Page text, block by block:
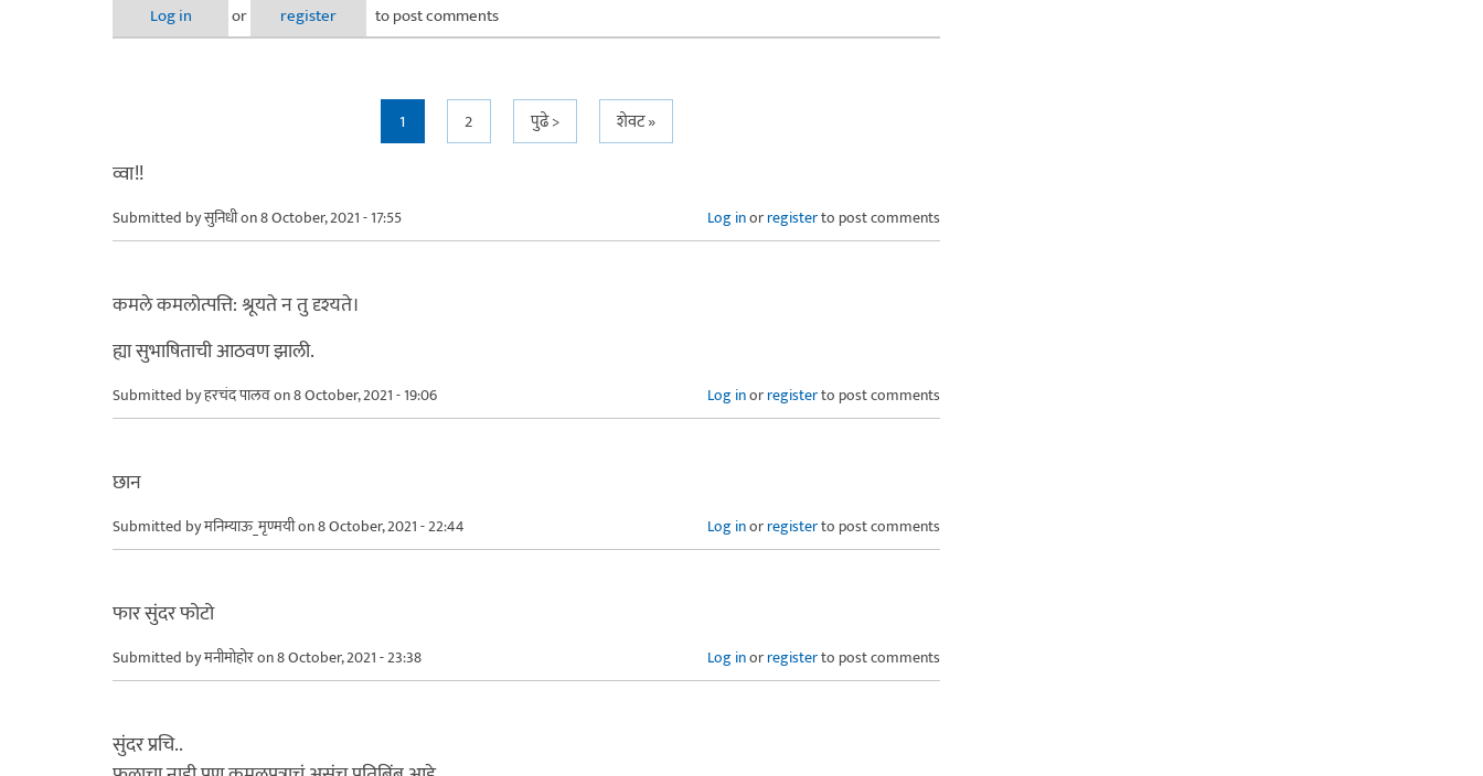
Log in or register to post comments
1 2 पुढे > शेवट »
व्वा!!
Submitted byसुनिधीon 8 October, 2021 - 17:55 Log inorregisterto post comments
कमले कमलोत्पत्ति: श्रूयते न तु दृश्यते।
ह्या सुभाषिताची आठवण झाली.
Submitted byहरचंद पालवon 8 October, 2021 - 19:06 Log inorregisterto post comments
छान
Submitted byमनिम्याऊ_मृण्मयीon 8 October, 2021 - 22:44 Log inorregisterto post comments
फार सुंदर फोटो
Submitted byमनीमोहोरon 8 October, 2021 - 23:38 Log inorregisterto post comments
सुंदर प्रचि..